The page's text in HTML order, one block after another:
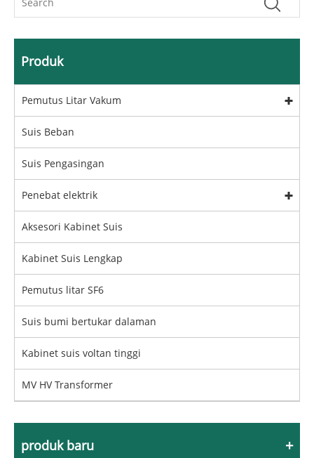
Produk
Pemutus Litar Vakum
Suis Beban
Suis Pengasingan
Penebat elektrik
Aksesori Kabinet Suis
Kabinet Suis Lengkap
Pemutus litar SF6
Suis bumi bertukar dalaman
Kabinet suis voltan tinggi
MV HV Transformer
produk baru